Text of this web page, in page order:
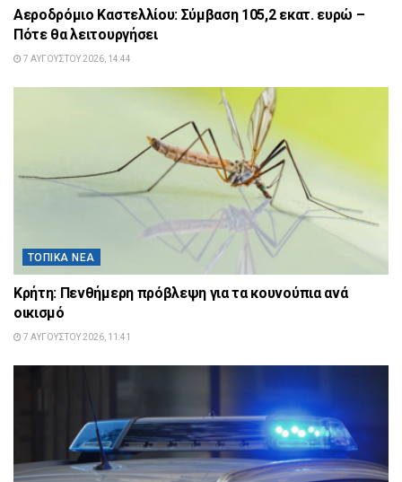
Αεροδρόμιο Καστελλίου: Σύμβαση 105,2 εκατ. ευρώ –
Πότε θα λειτουργήσει
7 ΑΥΓΟΎΣΤΟΥ 2026, 14:44
ΤΟΠΙΚΆ ΝΈΑ
Κρήτη: Πενθήμερη πρόβλεψη για τα κουνούπια ανά
οικισμό
7 ΑΥΓΟΎΣΤΟΥ 2026, 11:41